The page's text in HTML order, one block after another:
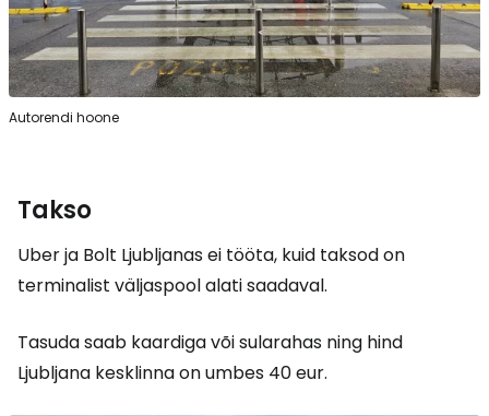
Autorendi hoone
Takso
Uber ja Bolt Ljubljanas ei tööta, kuid taksod on
terminalist väljaspool alati saadaval.
Tasuda saab kaardiga või sularahas ning hind
Ljubljana kesklinna on umbes 40 eur.